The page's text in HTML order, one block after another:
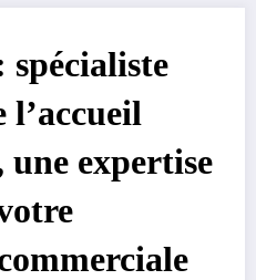
l’accueil
une expertise